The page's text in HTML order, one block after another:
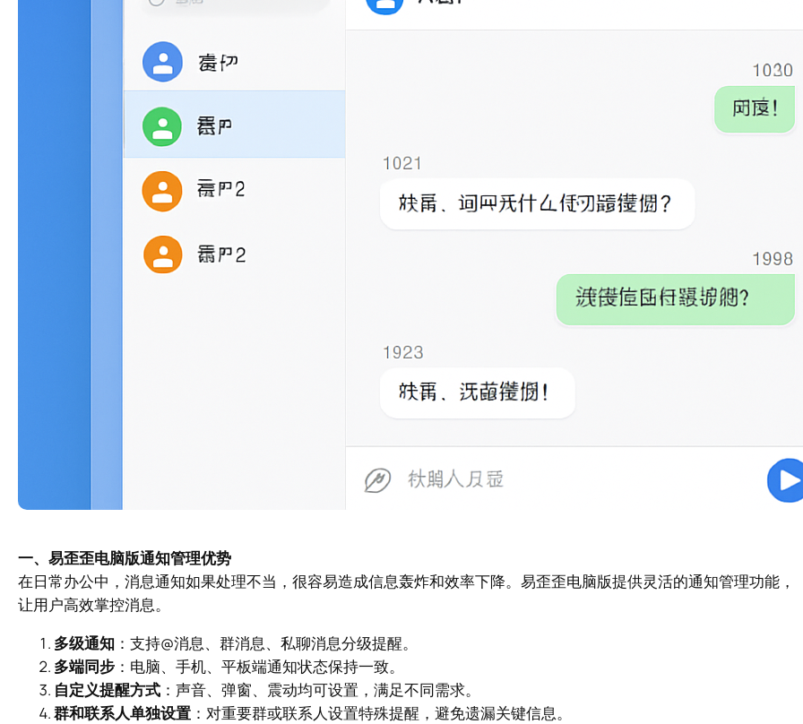
一、易歪歪电脑版通知管理优势
在日常办公中，消息通知如果处理不当，很容易造成信息轰炸和效率下降。易歪歪电脑版提供灵活的通知管理功能，
让用户高效掌控消息。
多级通知 ：支持@消息、群消息、私聊消息分级提醒。
多端同步 ：电脑、手机、平板端通知状态保持一致。
自定义提醒方式 ：声音、弹窗、震动均可设置，满足不同需求。
群和联系人单独设置 ：对重要群或联系人设置特殊提醒，避免遗漏关键信息。